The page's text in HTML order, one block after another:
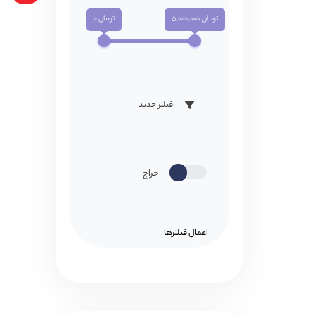
تومان 0 تومان 5,000,000
فیلتر جدید
حراج
اعمال فیلتر‌ها